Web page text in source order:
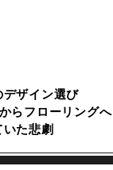
デザイン選び
らフローリングへ
た悲劇